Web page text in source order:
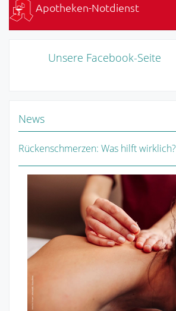
Apotheken-Notdienst
Unsere Facebook-Seite
News
Rückenschmerzen: Was hilft wirklich?